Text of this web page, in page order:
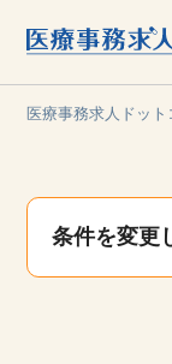
医療事務求人ドット
条件を変更
所在地のエリ
各支店担当よりご
関東